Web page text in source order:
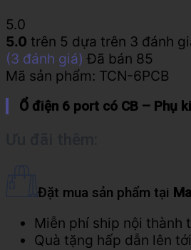
5.0
5.0 trên 5 dựa trên 3 đánh
(3 đánh giá) Đã bán 85
Mã sản phẩm: TCN-6PCB
Ổ điện 6 port có CB – Phụ
Đặt mua sản phẩm tại
Miễn phí ship nội thành
Quà tặng hấp dẫn lên tới